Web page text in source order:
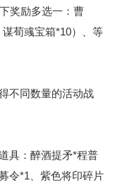
奖励多选一：曹
荀彧宝箱*10）、等
不同数量的活动战
具：醉酒提矛*程普
令*1、紫色将印碎片